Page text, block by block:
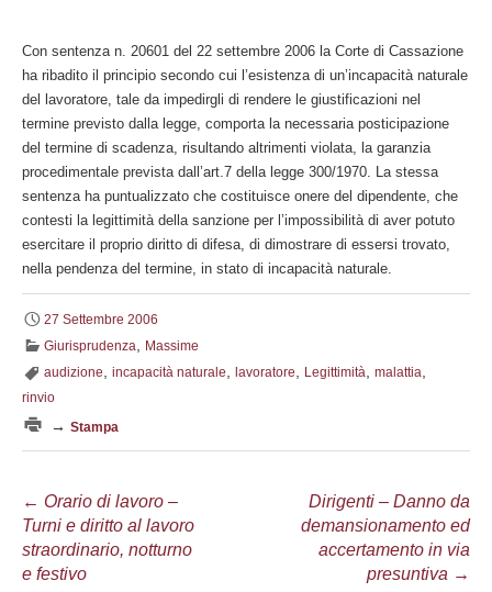
Con sentenza n. 20601 del 22 settembre 2006 la Corte di Cassazione
ha ribadito il principio secondo cui l’esistenza di un’incapacità naturale
del lavoratore, tale da impedirgli di rendere le giustificazioni nel
termine previsto dalla legge, comporta la necessaria posticipazione
del termine di scadenza, risultando altrimenti violata, la garanzia
procedimentale prevista dall’art.7 della legge 300/1970. La stessa
sentenza ha puntualizzato che costituisce onere del dipendente, che
contesti la legittimità della sanzione per l’impossibilità di aver potuto
esercitare il proprio diritto di difesa, di dimostrare di essersi trovato,
nella pendenza del termine, in stato di incapacità naturale.
27 Settembre 2006
Giurisprudenza
Massime
audizione
incapacità naturale lavoratore Legittimità malattia
rinvio
→ Stampa
Navigazione
articolo
← Orario di lavoro –
Turni e diritto al lavoro
straordinario, notturno
e festivo
Dirigenti – Danno da
demansionamento ed
accertamento in via
presuntiva →